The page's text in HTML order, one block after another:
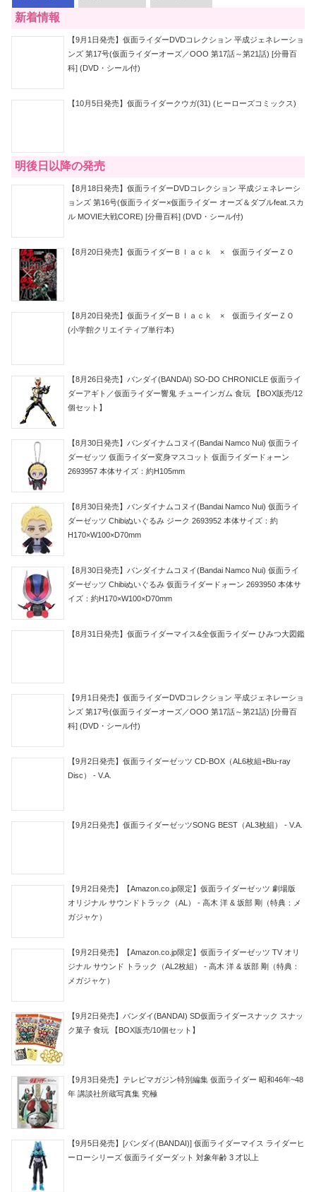
新着情報
【9月1日発売】仮面ライダーDVDコレクション 平成ジェネレーショ
ンズ 第17号(仮面ライダーオーズ／OOO 第17話～第21話) [分冊百
科] (DVD・シール付)
【10月5日発売】仮面ライダークウガ(31) (ヒーローズコミックス)
明後日以降の発売
【8月18日発売】仮面ライダーDVDコレクション 平成ジェネレーシ
ョンズ 第16号(仮面ライダー×仮面ライダー オーズ＆ダブルfeat.スカ
ル MOVIE大戦CORE) [分冊百科] (DVD・シール付)
【8月20日発売】仮面ライダーＢｌａｃｋ × 仮面ライダーＺＯ
【8月20日発売】仮面ライダーＢｌａｃｋ × 仮面ライダーＺＯ
(小学館クリエイティブ単行本)
【8月26日発売】バンダイ(BANDAI) SO-DO CHRONICLE 仮面ライ
ダーアギト／仮面ライダー響鬼 チューインガム 食玩 【BOX販売/12
個セット】
【8月30日発売】バンダイナムコヌイ(Bandai Namco Nui) 仮面ライ
ダーゼッツ 仮面ライダー変身マスコット 仮面ライダードォーン
2693957 本体サイズ：約H105mm
【8月30日発売】バンダイナムコヌイ(Bandai Namco Nui) 仮面ライ
ダーゼッツ Chibiぬいぐるみ ジーク 2693952 本体サイズ：約
H170×W100×D70mm
【8月30日発売】バンダイナムコヌイ(Bandai Namco Nui) 仮面ライ
ダーゼッツ Chibiぬいぐるみ 仮面ライダードォーン 2693950 本体サ
イズ：約H170×W100×D70mm
【8月31日発売】仮面ライダーマイス&全仮面ライダー ひみつ大図鑑
【9月1日発売】仮面ライダーDVDコレクション 平成ジェネレーショ
ンズ 第17号(仮面ライダーオーズ／OOO 第17話～第21話) [分冊百
科] (DVD・シール付)
【9月2日発売】仮面ライダーゼッツ CD-BOX（AL6枚組+Blu-ray
Disc） - V.A.
【9月2日発売】仮面ライダーゼッツSONG BEST（AL3枚組） - V.A.
【9月2日発売】【Amazon.co.jp限定】仮面ライダーゼッツ 劇場版
オリジナル サウンドトラック（AL） - 高木 洋 & 坂部 剛（特典：メ
ガジャケ）
【9月2日発売】【Amazon.co.jp限定】仮面ライダーゼッツ TV オリ
ジナル サウンド トラック（AL2枚組） - 高木 洋 & 坂部 剛（特典：
メガジャケ）
【9月2日発売】バンダイ(BANDAI) SD仮面ライダースナック スナッ
ク菓子 食玩 【BOX販売/10個セット】
【9月3日発売】テレビマガジン特別編集 仮面ライダー 昭和46年~48
年 講談社所蔵写真集 究極
【9月5日発売】[バンダイ(BANDAI)] 仮面ライダーマイス ライダーヒ
ーローシリーズ 仮面ライダーダット 対象年齢 3 才以上